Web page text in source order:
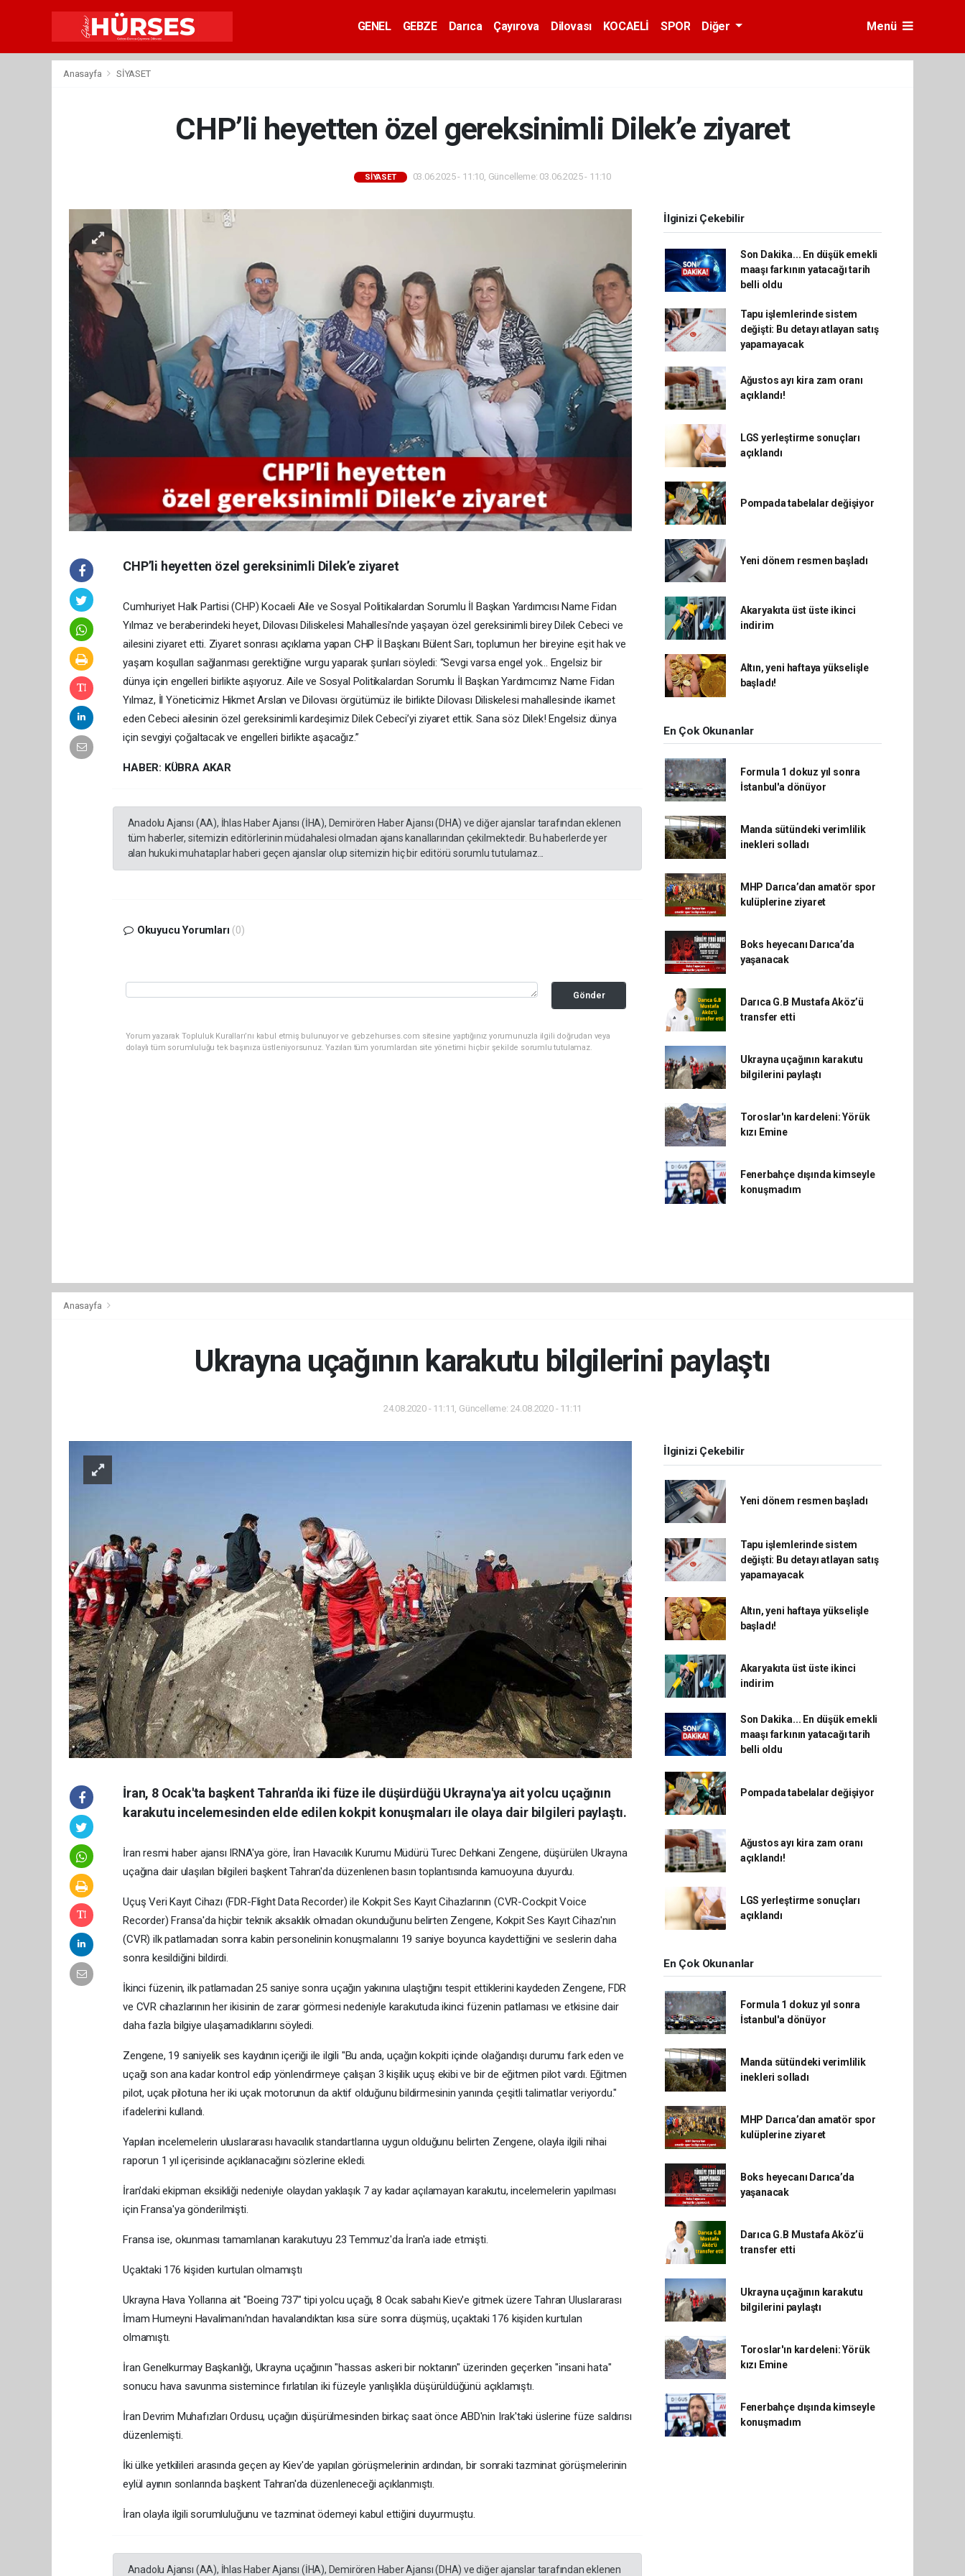
GENEL GEBZE Darıca Çayırova Dilovası KOCAELİ SPOR Diğer Menü
Anasayfa SİYASET
CHP’li heyetten özel gereksinimli Dilek’e ziyaret
SİYASET 03.06.2025 - 11:10, Güncelleme: 03.06.2025 - 11:10
CHP’li heyetten özel gereksinimli Dilek’e ziyaret
Cumhuriyet Halk Partisi (CHP) Kocaeli Aile ve Sosyal Politikalardan Sorumlu İl Başkan Yardımcısı Name Fidan
Yılmaz ve beraberindeki heyet, Dilovası Diliskelesi Mahallesi'nde yaşayan özel gereksinimli birey Dilek Cebeci ve
ailesini ziyaret etti. Ziyaret sonrası açıklama yapan CHP İl Başkanı Bülent Sarı, toplumun her bireyine eşit hak ve
yaşam koşulları sağlanması gerektiğine vurgu yaparak şunları söyledi: “Sevgi varsa engel yok... Engelsiz bir
dünya için engelleri birlikte aşıyoruz. Aile ve Sosyal Politikalardan Sorumlu İl Başkan Yardımcımız Name Fidan
Yılmaz, İl Yöneticimiz Hikmet Arslan ve Dilovası örgütümüz ile birlikte Dilovası Diliskelesi mahallesinde ikamet
eden Cebeci ailesinin özel gereksinimli kardeşimiz Dilek Cebeci’yi ziyaret ettik. Sana söz Dilek! Engelsiz dünya
için sevgiyi çoğaltacak ve engelleri birlikte aşacağız.”
HABER: KÜBRA AKAR
Anadolu Ajansı (AA), İhlas Haber Ajansı (İHA), Demirören Haber Ajansı (DHA) ve diğer ajanslar tarafından eklenen
tüm haberler, sitemizin editörlerinin müdahalesi olmadan ajans kanallarından çekilmektedir. Bu haberlerde yer
alan hukuki muhataplar haberi geçen ajanslar olup sitemizin hiç bir editörü sorumlu tutulamaz...
Okuyucu Yorumları (0)
Gönder
Yorum yazarak Topluluk Kuralları’nı kabul etmiş bulunuyor ve gebzehurses.com sitesine yaptığınız yorumunuzla ilgili doğrudan veya
dolaylı tüm sorumluluğu tek başınıza üstleniyorsunuz. Yazılan tüm yorumlardan site yönetimi hiçbir şekilde sorumlu tutulamaz.
İlginizi Çekebilir
Son Dakika... En düşük emekli
maaşı farkının yatacağı tarih
belli oldu
Tapu işlemlerinde sistem
değişti: Bu detayı atlayan satış
yapamayacak
Ağustos ayı kira zam oranı
açıklandı!
LGS yerleştirme sonuçları
açıklandı
Pompada tabelalar değişiyor
Yeni dönem resmen başladı
Akaryakıta üst üste ikinci
indirim
Altın, yeni haftaya yükselişle
başladı!
En Çok Okunanlar
Formula 1 dokuz yıl sonra
İstanbul'a dönüyor
Manda sütündeki verimlilik
inekleri solladı
MHP Darıca’dan amatör spor
kulüplerine ziyaret
Boks heyecanı Darıca’da
yaşanacak
Darıca G.B Mustafa Aköz’ü
transfer etti
Ukrayna uçağının karakutu
bilgilerini paylaştı
Toroslar'ın kardeleni: Yörük
kızı Emine
Fenerbahçe dışında kimseyle
konuşmadım
Anasayfa
Ukrayna uçağının karakutu bilgilerini paylaştı
24.08.2020 - 11:11, Güncelleme: 24.08.2020 - 11:11
İran, 8 Ocak'ta başkent Tahran'da iki füze ile düşürdüğü Ukrayna'ya ait yolcu uçağının
karakutu incelemesinden elde edilen kokpit konuşmaları ile olaya dair bilgileri paylaştı.
İran resmi haber ajansı IRNA'ya göre, İran Havacılık Kurumu Müdürü Turec Dehkani Zengene, düşürülen Ukrayna
uçağına dair ulaşılan bilgileri başkent Tahran'da düzenlenen basın toplantısında kamuoyuna duyurdu.
Uçuş Veri Kayıt Cihazı (FDR-Flight Data Recorder) ile Kokpit Ses Kayıt Cihazlarının (CVR-Cockpit Voice
Recorder) Fransa'da hiçbir teknik aksaklık olmadan okunduğunu belirten Zengene, Kokpit Ses Kayıt Cihazı'nın
(CVR) ilk patlamadan sonra kabin personelinin konuşmalarını 19 saniye boyunca kaydettiğini ve seslerin daha
sonra kesildiğini bildirdi.
İkinci füzenin, ilk patlamadan 25 saniye sonra uçağın yakınına ulaştığını tespit ettiklerini kaydeden Zengene, FDR
ve CVR cihazlarının her ikisinin de zarar görmesi nedeniyle karakutuda ikinci füzenin patlaması ve etkisine dair
daha fazla bilgiye ulaşamadıklarını söyledi.
Zengene, 19 saniyelik ses kaydının içeriği ile ilgili "Bu anda, uçağın kokpiti içinde olağandışı durumu fark eden ve
uçağı son ana kadar kontrol edip yönlendirmeye çalışan 3 kişilik uçuş ekibi ve bir de eğitmen pilot vardı. Eğitmen
pilot, uçak pilotuna her iki uçak motorunun da aktif olduğunu bildirmesinin yanında çeşitli talimatlar veriyordu."
ifadelerini kullandı.
Yapılan incelemelerin uluslararası havacılık standartlarına uygun olduğunu belirten Zengene, olayla ilgili nihai
raporun 1 yıl içerisinde açıklanacağını sözlerine ekledi.
İran'daki ekipman eksikliği nedeniyle olaydan yaklaşık 7 ay kadar açılamayan karakutu, incelemelerin yapılması
için Fransa'ya gönderilmişti.
Fransa ise, okunması tamamlanan karakutuyu 23 Temmuz'da İran'a iade etmişti.
Uçaktaki 176 kişiden kurtulan olmamıştı
Ukrayna Hava Yollarına ait "Boeing 737" tipi yolcu uçağı, 8 Ocak sabahı Kiev'e gitmek üzere Tahran Uluslararası
İmam Humeyni Havalimanı'ndan havalandıktan kısa süre sonra düşmüş, uçaktaki 176 kişiden kurtulan
olmamıştı.
İran Genelkurmay Başkanlığı, Ukrayna uçağının "hassas askeri bir noktanın" üzerinden geçerken "insani hata"
sonucu hava savunma sistemince fırlatılan iki füzeyle yanlışlıkla düşürüldüğünü açıklamıştı.
İran Devrim Muhafızları Ordusu, uçağın düşürülmesinden birkaç saat önce ABD'nin Irak'taki üslerine füze saldırısı
düzenlemişti.
İki ülke yetkilileri arasında geçen ay Kiev'de yapılan görüşmelerinin ardından, bir sonraki tazminat görüşmelerinin
eylül ayının sonlarında başkent Tahran'da düzenleneceği açıklanmıştı.
İran olayla ilgili sorumluluğunu ve tazminat ödemeyi kabul ettiğini duyurmuştu.
Anadolu Ajansı (AA), İhlas Haber Ajansı (İHA), Demirören Haber Ajansı (DHA) ve diğer ajanslar tarafından eklenen
İlginizi Çekebilir
Yeni dönem resmen başladı
Tapu işlemlerinde sistem
değişti: Bu detayı atlayan satış
yapamayacak
Altın, yeni haftaya yükselişle
başladı!
Akaryakıta üst üste ikinci
indirim
Son Dakika... En düşük emekli
maaşı farkının yatacağı tarih
belli oldu
Pompada tabelalar değişiyor
Ağustos ayı kira zam oranı
açıklandı!
LGS yerleştirme sonuçları
açıklandı
En Çok Okunanlar
Formula 1 dokuz yıl sonra
İstanbul'a dönüyor
Manda sütündeki verimlilik
inekleri solladı
MHP Darıca’dan amatör spor
kulüplerine ziyaret
Boks heyecanı Darıca’da
yaşanacak
Darıca G.B Mustafa Aköz’ü
transfer etti
Ukrayna uçağının karakutu
bilgilerini paylaştı
Toroslar'ın kardeleni: Yörük
kızı Emine
Fenerbahçe dışında kimseyle
konuşmadım